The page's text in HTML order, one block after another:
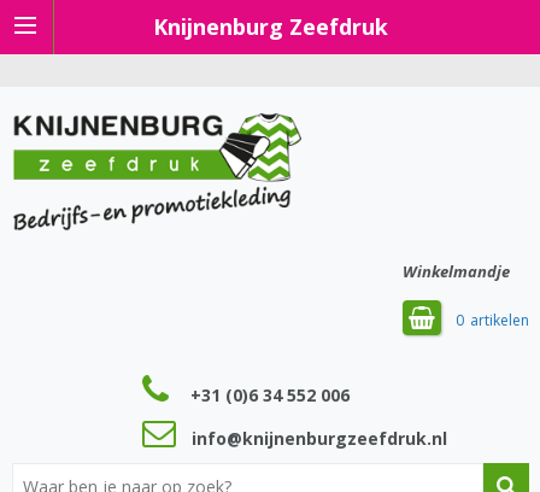
Knijnenburg Zeefdruk
Winkelmandje
0
+31 (0)6 34 552 006
info@knijnenburgzeefdruk.nl